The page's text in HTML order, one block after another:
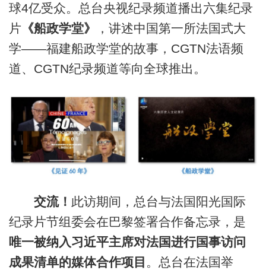
球4亿受众。总台央视纪录频道播出六集纪录
片 《船政学堂》
，讲述中国第一所法国式大
学——福建船政学堂的故事，CGTN法语频
道、CGTN纪录频道等向全球推出。
交流！ 此访期间，总台与法国阳光国际
纪录片节组委会在巴黎签署合作备忘录，是
唯一被纳入习近平主席对法国进行国事访问
成果清单的媒体合作项目 。总台在法国举